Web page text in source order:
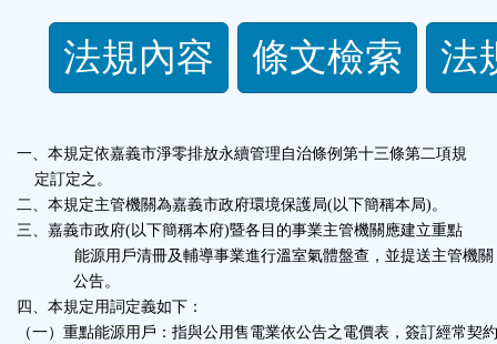
規
功
能
鈕
法規內容 條文檢索 法
一、 本規定依嘉義市淨零排放永續管理自治條例第十三條第二項規
定訂定之。
二、本規定主管機關為嘉義市政府環境保護局(以下簡稱本局)。
三、嘉義市政府(以下簡稱本府)暨各目的事業主管機關應建立重點
能源用戶清冊及輔導事業進行溫室氣體盤查，並提送主管機關
公告。
四、本規定用詞定義如下：
（一）重點能源用戶：指與公用售電業依公告之電價表，簽訂經常契約